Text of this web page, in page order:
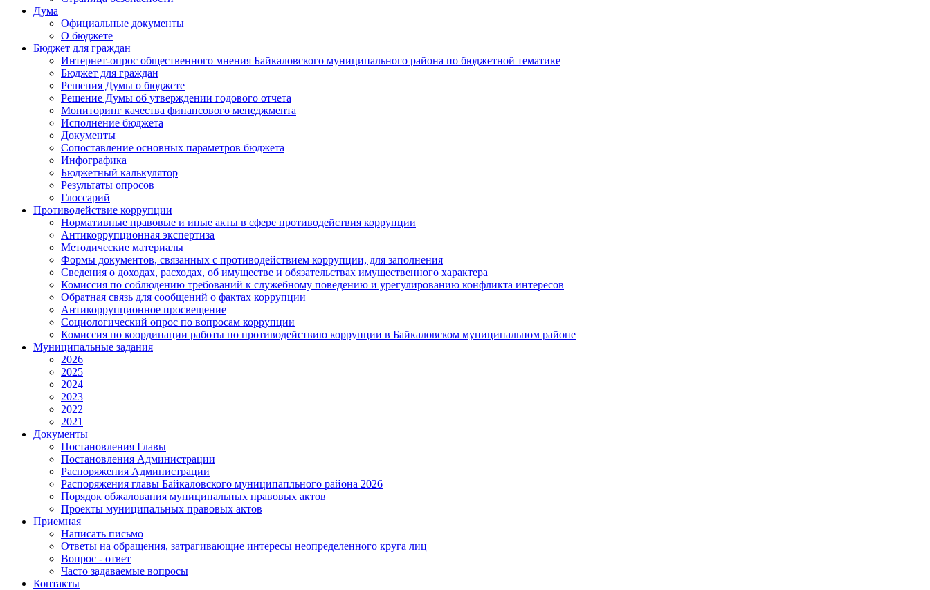
Дума
Официальные документы
О бюджете
Бюджет для граждан
Интернет-опрос общественного мнения Байкаловского муниципального района по бюджетной тематике
Бюджет для граждан
Решения Думы о бюджете
Решение Думы об утверждении годового отчета
Мониторинг качества финансового менеджмента
Исполнение бюджета
Документы
Сопоставление основных параметров бюджета
Инфографика
Бюджетный калькулятор
Результаты опросов
Глоссарий
Противодействие коррупции
Нормативные правовые и иные акты в сфере противодействия коррупции
Антикоррупционная экспертиза
Методические материалы
Формы документов, связанных с противодействием коррупции, для заполнения
Сведения о доходах, расходах, об имуществе и обязательствах имущественного характера
Комиссия по соблюдению требований к служебному поведению и урегулированию конфликта интересов
Обратная связь для сообщений о фактах коррупции
Антикоррупционное просвещение
Социологический опрос по вопросам коррупции
Комиссия по координации работы по противодействию коррупции в Байкаловском муниципальном районе
Муниципальные задания
2026
2025
2024
2023
2022
2021
Документы
Постановления Главы
Постановления Администрации
Распоряжения Администрации
Распоряжения главы Байкаловского муниципапльного района 2026
Порядок обжалования муниципальных правовых актов
Проекты муниципальных правовых актов
Приемная
Написать письмо
Ответы на обращения, затрагивающие интересы неопределенного круга лиц
Вопрос - ответ
Часто задаваемые вопросы
Контакты